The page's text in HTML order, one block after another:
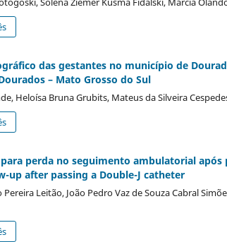
das gestantes no municí­pio de
– Mato Grosso do Sul
Heloí­sa Bruna Grubits, Mateus da Silveira
perda no seguimento ambulatorial
up after passing a Double-J catheter
Pereira Leitão, João Pedro Vaz de Souza Cabral